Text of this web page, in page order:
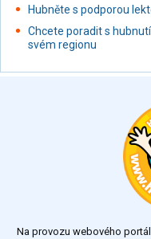
Nápoje alkoholické
Restaurace, jídelny,
Fastfood
Studená kuchyně,
Hubněte s podporou
Chcete poradit s
svém regionu
Na provozu webového